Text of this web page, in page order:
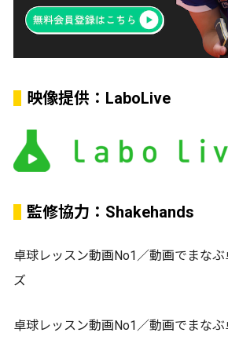
映像提供：LaboLive
監修協力：Shakehands
卓球レッスン動画No1／動画でまな
ズ
卓球レッスン動画No1／動画でまな